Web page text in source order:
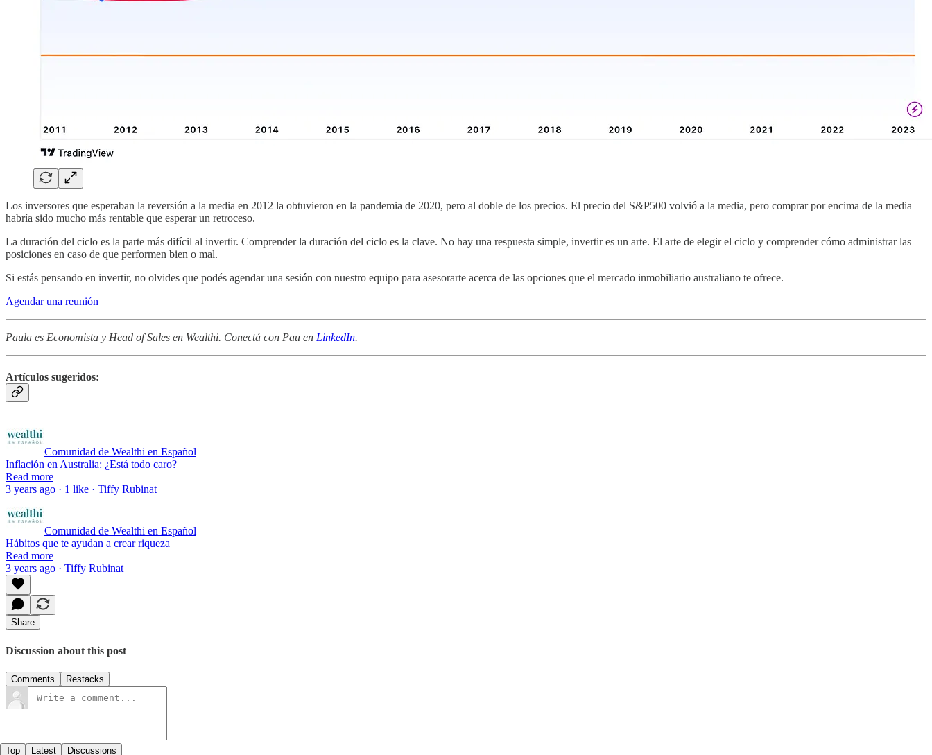
Los inversores que esperaban la reversión a la media en 2012 la obtuvieron en la pandemia de 2020, pero al doble de los precios. El precio del S&P500 volvió a la media, pero comprar por encima de la media
habría sido mucho más rentable que esperar un retroceso.
La duración del ciclo es la parte más difícil al invertir. Comprender la duración del ciclo es la clave. No hay una respuesta simple, invertir es un arte. El arte de elegir el ciclo y comprender cómo administrar las
posiciones en caso de que performen bien o mal.
Si estás pensando en invertir, no olvides que podés agendar una sesión con nuestro equipo para asesorarte acerca de las opciones que el mercado inmobiliario australiano te ofrece.
Agendar una reunión
Paula es Economista y Head of Sales en Wealthi. Conectá con Pau en LinkedIn.
Artículos sugeridos:
Comunidad de Wealthi en Español
Inflación en Australia: ¿Está todo caro?
Read more
3 years ago · 1 like · Tiffy Rubinat
Comunidad de Wealthi en Español
Hábitos que te ayudan a crear riqueza
Read more
3 years ago · Tiffy Rubinat
Share
Discussion about this post
Comments Restacks
Top Latest Discussions